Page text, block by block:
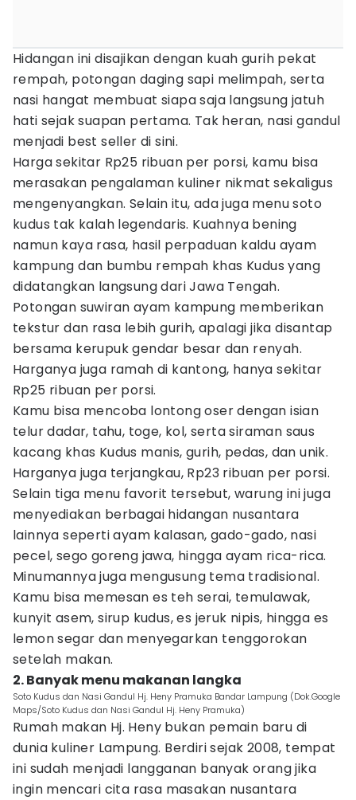
Hidangan ini disajikan dengan kuah gurih pekat
rempah, potongan daging sapi melimpah, serta
nasi hangat membuat siapa saja langsung jatuh
hati sejak suapan pertama. Tak heran, nasi gandul
menjadi best seller di sini.
Harga sekitar Rp25 ribuan per porsi, kamu bisa
merasakan pengalaman kuliner nikmat sekaligus
mengenyangkan. Selain itu, ada juga menu soto
kudus tak kalah legendaris. Kuahnya bening
namun kaya rasa, hasil perpaduan kaldu ayam
kampung dan bumbu rempah khas Kudus yang
didatangkan langsung dari Jawa Tengah.
Potongan suwiran ayam kampung memberikan
tekstur dan rasa lebih gurih, apalagi jika disantap
bersama kerupuk gendar besar dan renyah.
Harganya juga ramah di kantong, hanya sekitar
Rp25 ribuan per porsi.
Kamu bisa mencoba lontong oser dengan isian
telur dadar, tahu, toge, kol, serta siraman saus
kacang khas Kudus manis, gurih, pedas, dan unik.
Harganya juga terjangkau, Rp23 ribuan per porsi.
Selain tiga menu favorit tersebut, warung ini juga
menyediakan berbagai hidangan nusantara
lainnya seperti ayam kalasan, gado-gado, nasi
pecel, sego goreng jawa, hingga ayam rica-rica.
Minumannya juga mengusung tema tradisional.
Kamu bisa memesan es teh serai, temulawak,
kunyit asem, sirup kudus, es jeruk nipis, hingga es
lemon segar dan menyegarkan tenggorokan
setelah makan.
2. Banyak menu makanan langka
Soto Kudus dan Nasi Gandul Hj. Heny Pramuka Bandar Lampung (Dok.Google
Maps/Soto Kudus dan Nasi Gandul Hj. Heny Pramuka)
Rumah makan Hj. Heny bukan pemain baru di
dunia kuliner Lampung. Berdiri sejak 2008, tempat
ini sudah menjadi langganan banyak orang jika
ingin mencari cita rasa masakan nusantara